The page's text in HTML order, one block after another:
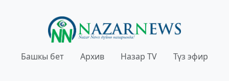
Башкы бет Архив Назар TV Түз эфир